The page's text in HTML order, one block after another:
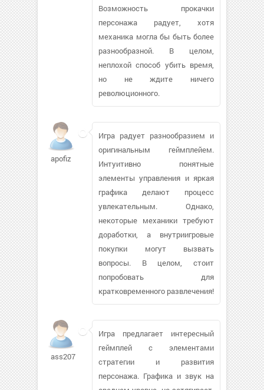
Возможность прокачки
персонажа радует, хотя
механика могла бы быть более
разнообразной. В целом,
неплохой способ убить время,
но не ждите ничего
революционного.
apofiz
Игра радует разнообразием и
оригинальным геймплейем.
Интуитивно понятные
элементы управления и яркая
графика делают процесс
увлекательным. Однако,
некоторые механики требуют
доработки, а внутриигровые
покупки могут вызвать
вопросы. В целом, стоит
попробовать для
кратковременного развлечения!
ass207
Игра предлагает интересный
геймплей с элементами
стратегии и развития
персонажа. Графика и звук на